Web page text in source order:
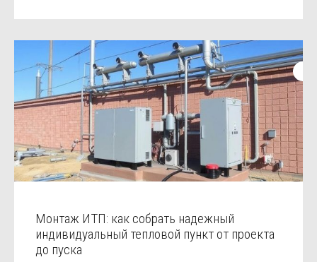
Монтаж ИТП: как собрать надежный
индивидуальный тепловой пункт от проекта
до пуска